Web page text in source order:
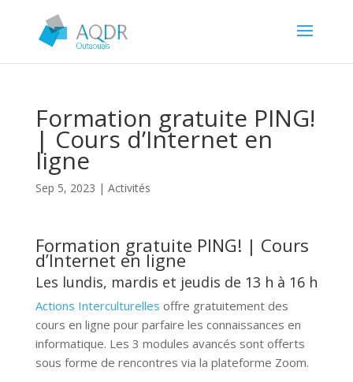
Formation gratuite PING!
| Cours d’Internet en
ligne
Sep 5, 2023 | Activités
Formation gratuite PING! | Cours
d’Internet en ligne
Les lundis, mardis et jeudis de 13 h à 16 h
Actions Interculturelles offre gratuitement des
cours en ligne pour parfaire les connaissances en
informatique. Les 3 modules avancés sont offerts
sous forme de rencontres via la plateforme Zoom.